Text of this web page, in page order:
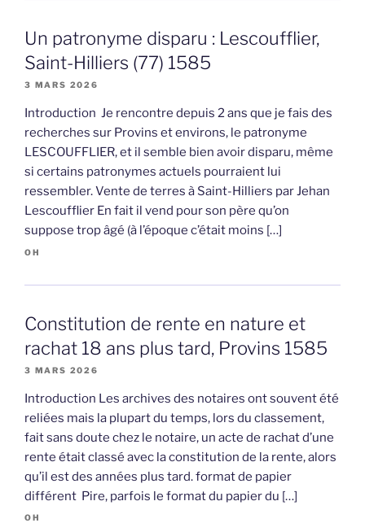
Un patronyme disparu : Lescoufflier,
Saint-Hilliers (77) 1585
3 MARS 2026
Introduction Je rencontre depuis 2 ans que je fais des
recherches sur Provins et environs, le patronyme
LESCOUFFLIER, et il semble bien avoir disparu, même
si certains patronymes actuels pourraient lui
ressembler. Vente de terres à Saint-Hilliers par Jehan
Lescoufflier En fait il vend pour son père qu’on
suppose trop âgé (à l’époque c’était moins […]
OH
Constitution de rente en nature et
rachat 18 ans plus tard, Provins 1585
3 MARS 2026
Introduction Les archives des notaires ont souvent été
reliées mais la plupart du temps, lors du classement,
fait sans doute chez le notaire, un acte de rachat d’une
rente était classé avec la constitution de la rente, alors
qu’il est des années plus tard. format de papier
différent Pire, parfois le format du papier du […]
OH